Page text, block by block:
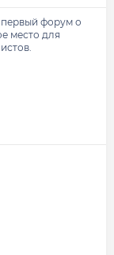
форум о
место для